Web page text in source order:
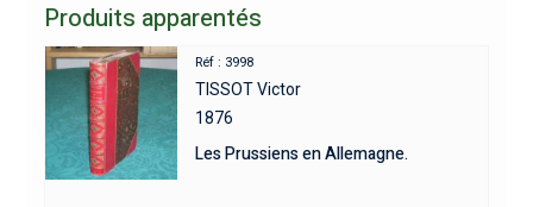
Produits apparentés
Réf : 3998
TISSOT Victor
1876
Les Prussiens en Allemagne.